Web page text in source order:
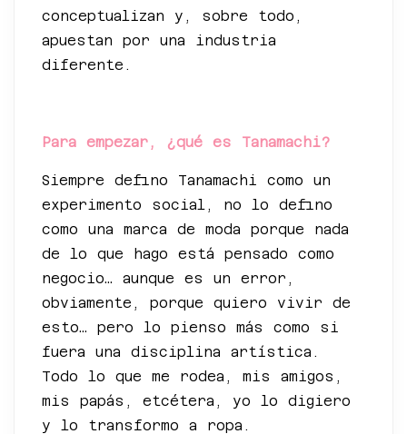
conceptualizan y, sobre todo,
apuestan por una industria
diferente.
Para empezar, ¿qué es Tanamachi?
Siempre defino Tanamachi como un
experimento social, no lo defino
como una marca de moda porque nada
de lo que hago está pensado como
negocio… aunque es un error,
obviamente, porque quiero vivir de
esto… pero lo pienso más como si
fuera una disciplina artística.
Todo lo que me rodea, mis amigos,
mis papás, etcétera, yo lo digiero
y lo transformo a ropa.